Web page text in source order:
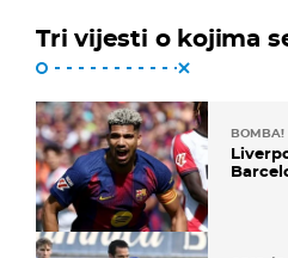
Tri vijesti o kojima
BOMBA!